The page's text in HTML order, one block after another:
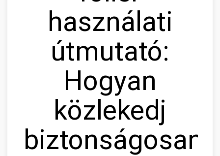
használati
útmutató:
Hogyan
közlekedj
biztonságosan?